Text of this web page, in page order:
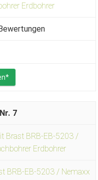
Erdbohrer
7
BRB-EB-5203 / Nemaxx